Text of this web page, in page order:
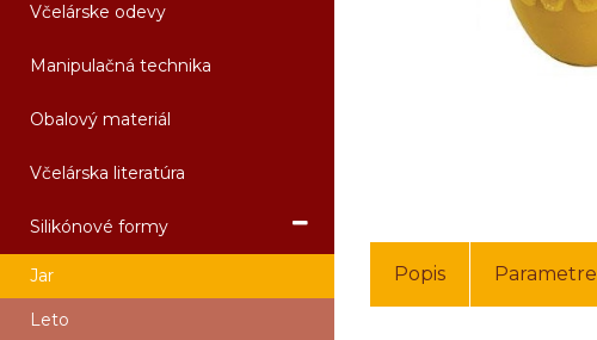
Včelárske odevy
Manipulačná technika
Obalový materiál
Včelárska literatúra
Silikónové formy
Jar
Leto
Popis Parametre